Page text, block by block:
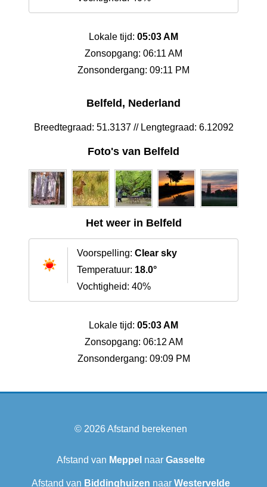
Lokale tijd: 05:03 AM
Zonsopgang: 06:11 AM
Zonsondergang: 09:11 PM
Belfeld, Nederland
Breedtegraad: 51.3137 // Lengtegraad: 6.12092
Foto's van Belfeld
Het weer in Belfeld
Voorspelling: Clear sky
Temperatuur: 18.0°
Vochtigheid: 40%
Lokale tijd: 05:03 AM
Zonsopgang: 06:12 AM
Zonsondergang: 09:09 PM
© 2026Afstand berekenen
Afstand van Meppel naar Gasselte
Afstand van Biddinghuizen naar Westervelde